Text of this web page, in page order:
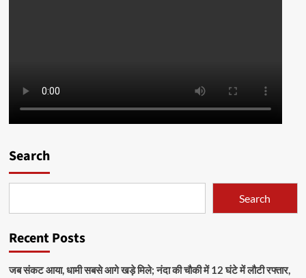
Search
Search
Recent Posts
जब संकट आया, धामी सबसे आगे खड़े मिले; नंदा की चौकी में 12 घंटे में लौटी रफ्तार,